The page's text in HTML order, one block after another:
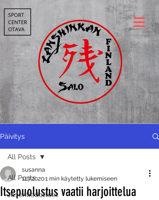
Päivitys
All Posts
Jäsentiedotteet
All Posts
Itsepuolustus vaatii harjoittelua
susanna
11.7.20201 min käytetty lukemiseen